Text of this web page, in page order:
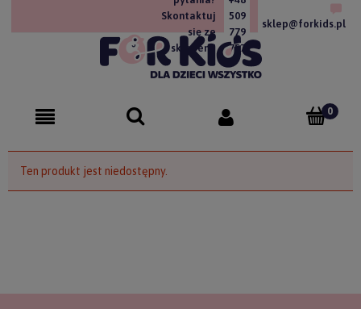
Skontaktuj
się ze
sklepem!
509
779
757
sklep@forkids.pl
Ten produkt jest niedostępny.